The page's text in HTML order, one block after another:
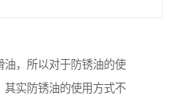
，所以对于防锈油的使
其实防锈油的使用方式不